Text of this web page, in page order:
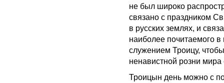
не был широко
связано с праздником
в русских землях, и
наиболее почитаемого
служением Троицу,
ненавистной розни
Троицын день можно с